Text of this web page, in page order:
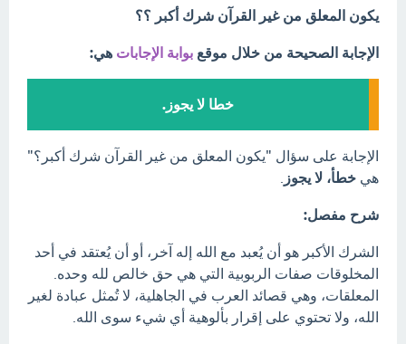
يكون المعلق من غير القرآن شرك أكبر ؟؟
الإجابة الصحيحة من خلال موقع بوابة الإجابات هي:
خطا لا يجوز.
الإجابة على سؤال "يكون المعلق من غير القرآن شرك أكبر؟"
هي خطأ، لا يجوز
شرح مفصل:
الشرك الأكبر هو أن يُعبد مع الله إله آخر، أو أن يُعتقد في أحد
المخلوقات صفات الربوبية التي هي حق خالص لله وحده.
المعلقات، وهي قصائد العرب في الجاهلية، لا تُمثل عبادة لغير
الله، ولا تحتوي على إقرار بألوهية أي شيء سوى الله.